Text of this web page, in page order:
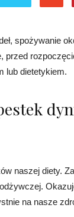
spożywanie
przed
lub dietetykiem.
naszej diety.
na nasze